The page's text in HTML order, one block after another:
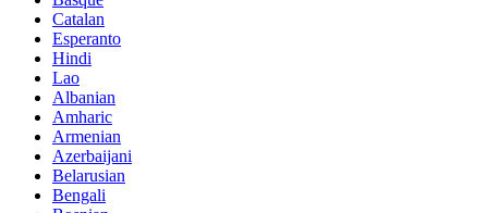
Catalan
Esperanto
Hindi
Lao
Albanian
Amharic
Armenian
Azerbaijani
Belarusian
Bengali